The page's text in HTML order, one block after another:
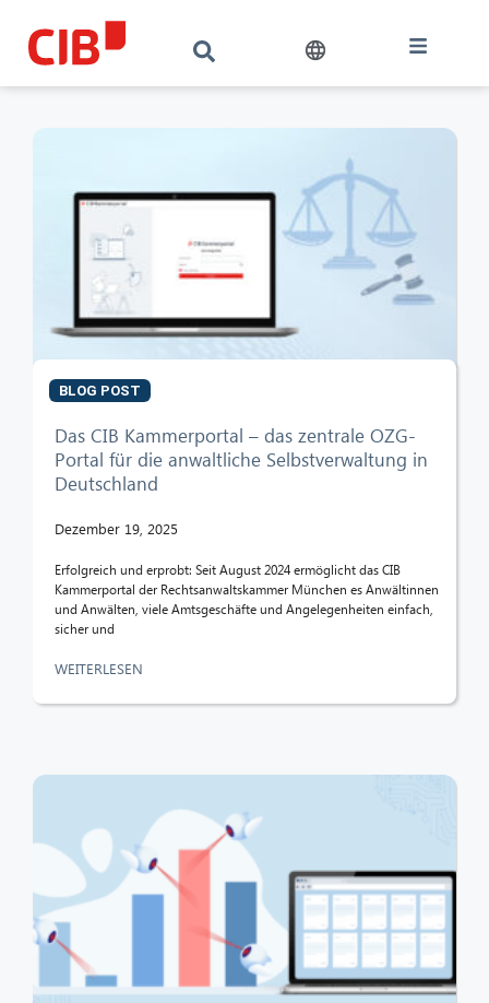
BLOG POST
Das CIB Kammerportal – das zentrale OZG-
Portal für die anwaltliche Selbstverwaltung in
Deutschland
Dezember 19, 2025
Erfolgreich und erprobt: Seit August 2024 ermöglicht das CIB
Kammerportal der Rechtsanwaltskammer München es Anwältinnen
und Anwälten, viele Amtsgeschäfte und Angelegenheiten einfach,
sicher und
WEITERLESEN